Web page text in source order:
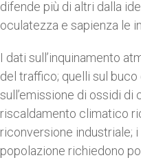
difende più di altri dalla
oculatezza e sapienza le
I dati sull’inquinamento
del traffico; quelli sul
sull’emissione di ossidi di
riscaldamento climatico
riconversione industriale; i
popolazione richiedono